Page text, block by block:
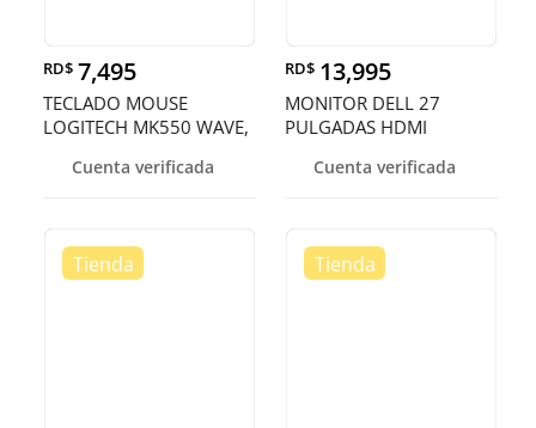
RD$ 7,495
TECLADO MOUSE
LOGITECH MK550 WAVE,
2.4GHZ WIRELESS,
Cuenta verificada
RD$ 13,995
MONITOR DELL 27
PULGADAS HDMI
Cuenta verificada